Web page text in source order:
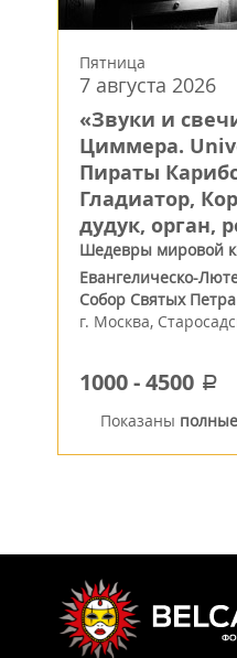
Пятница
7 августа 2026
«Звуки и
Циммера.
Пираты
Гладиатор,
дудук, орган,
Шедевры мировой
Евангелическо-
Собор Святых
г. Москва,
1000-4500 a
Показаны полные